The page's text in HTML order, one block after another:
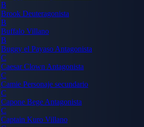
B
Brook Deuteragonista
B
Buffalo Villano
B
Buggy el Payaso Antagonista
C
Caesar Clown Antagonista
C
Camie Personaje secundario
C
Capone Bege Antagonista
C
Captain Kuro Villano